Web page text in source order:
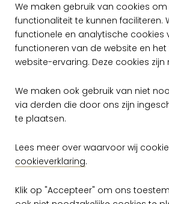
We maken gebruik van cookies
functionaliteit te kunnen faciliteren.
functionele en analytische cookies
functioneren van de website en
website-ervaring. Deze cookies zijn
We maken ook gebruik van niet
via derden die door ons zijn
te plaatsen.
Lees meer over waarvoor wij
cookieverklaring.
Klik op "Accepteer" om ons
Exclusieve
Klantenservice
Bestellen
Betalen
Levering & Verzendkosten
Openingstijden